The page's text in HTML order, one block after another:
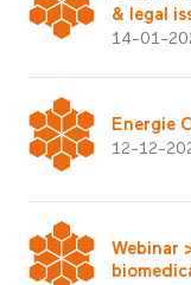
& legal
14-01-
Energie
12-12-
Webinar